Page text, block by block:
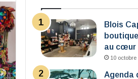
Blois
au cœur
10 octobre
Agenda